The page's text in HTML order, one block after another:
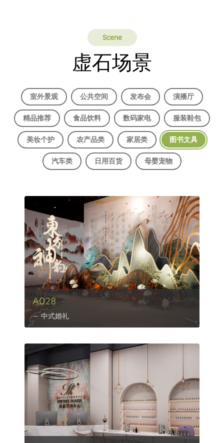
Scene
虚石场景
室外景观 公共空间 发布会 演播厅
精品推荐 食品饮料 数码家电 服装鞋包
美妆个护 农产品类 家居类 图书文具
汽车类 日用百货 母婴宠物
A028
中式婚礼